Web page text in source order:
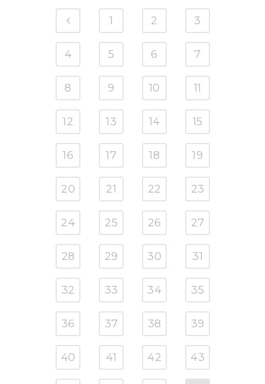
1 2 3
4 5 6 7
8 9 10 11
12 13 14 15
16 17 18 19
20 21 22 23
24 25 26 27
28 29 30 31
32 33 34 35
36 37 38 39
40 41 42 43